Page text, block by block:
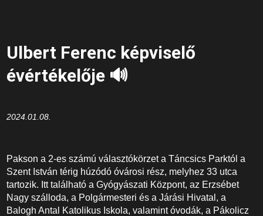
Ulbert Ferenc képviselő
évértékelője 🔊
2024.01.08.
Pakson a 2-es számú választókörzet a Táncsics Parktól a
Szent István térig húzódó óvárosi rész, melyhez 33 utca
tartozik. Itt található a Gyógyászati Központ, az Erzsébet
Nagy szálloda, a Polgármesteri és a Járási Hivatal, a
Balogh Antal Katolikus Iskola, valamint óvodák, a Pákolicz